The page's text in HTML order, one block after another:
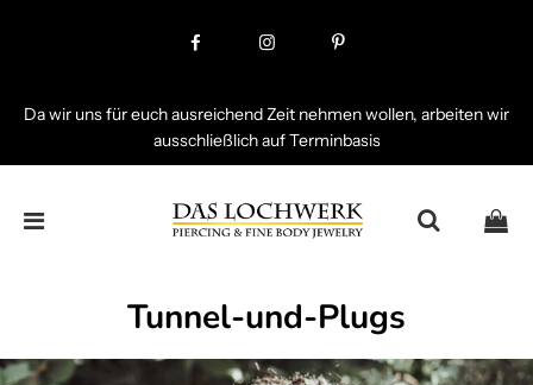
Da wir uns für euch ausreichend Zeit nehmen wollen, arbeiten wir
ausschließlich auf Terminbasis
Tunnel-und-Plugs